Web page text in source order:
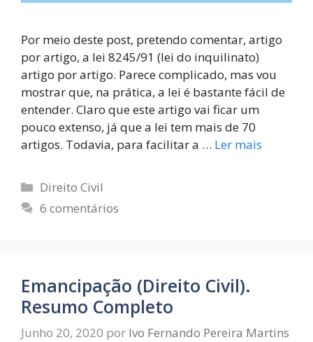
Por meio deste post, pretendo comentar, artigo
por artigo, a lei 8245/91 (lei do inquilinato)
artigo por artigo. Parece complicado, mas vou
mostrar que, na prática, a lei é bastante fácil de
entender. Claro que este artigo vai ficar um
pouco extenso, já que a lei tem mais de 70
artigos. Todavia, para facilitar a … Ler mais
Direito Civil
6 comentários
Emancipação (Direito Civil).
Resumo Completo
Junho 20, 2020 por Ivo Fernando Pereira Martins